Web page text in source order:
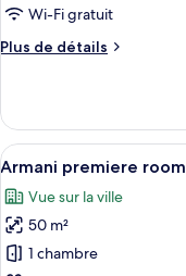
de
chambre :
Deluxe
Wi-Fi gratuit
Plus de détails
Plus
le
type
de
chambre
Deluxe
Room
Afficher
toutes
les
photos
pour
6
Armani premiere room
Vue sur la ville
50 m²
1 chambre